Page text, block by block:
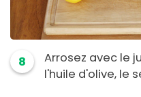
8
Arrosez avec le
l'huile d'olive, le